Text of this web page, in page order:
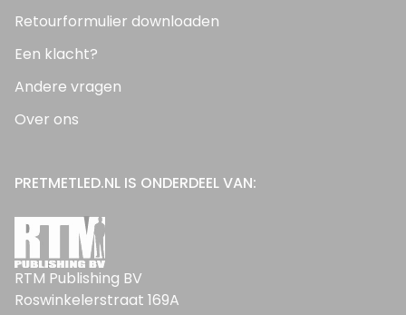
Retourformulier downloaden
Een klacht?
Andere vragen
Over ons
PRETMETLED.NL IS ONDERDEEL VAN:
RTM Publishing BV
Roswinkelerstraat 169A